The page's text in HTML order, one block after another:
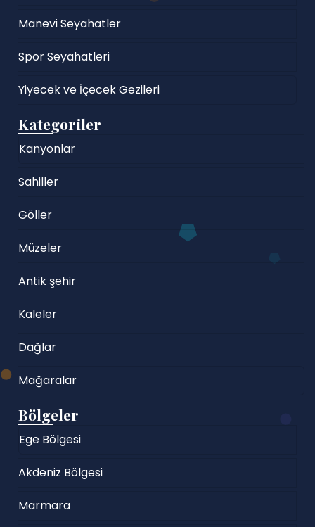
Manevi Seyahatler
Spor Seyahatleri
Yiyecek ve İçecek Gezileri
Kategoriler
Kanyonlar
Sahiller
Göller
Müzeler
Antik şehir
Kaleler
Dağlar
Mağaralar
Bölgeler
Ege Bölgesi
Akdeniz Bölgesi
Marmara